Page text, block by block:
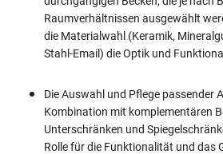
Raumverhältnissen ausgewählt
die Materialwahl (Keramik,
Stahl-Email) die Optik und
Die Auswahl und Pflege passender
Kombination mit komplementären
Unterschränken und
Rolle für die Funktionalität und das